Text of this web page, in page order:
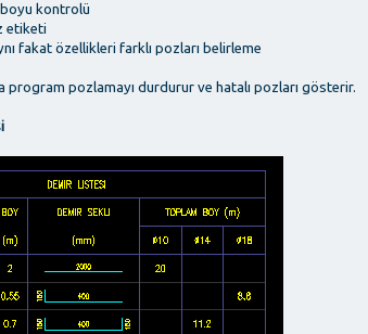
kontrolü
etiketi
fakat özellikleri farklı pozları belirleme
program pozlamayı durdurur ve hatalı pozları gösterir.